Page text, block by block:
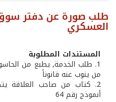
طلب صورة عن دفتر
العسكري
المستندات المطلوبة
1. طلب الخدمة, يطبع من
من ينوب عنه قانوناً
2. كتاب من صاحب العلاقة
أنموذج رقم 64